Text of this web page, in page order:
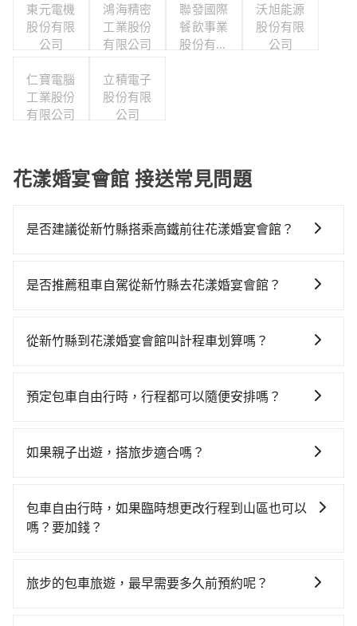
東元電機
股份有限
公司
鴻海精密
工業股份
有限公司
聯發國際
餐飲事業
股份有限
沃旭能源
股份有限
公司
仁寶電腦
工業股份
有限公司
立積電子
股份有限
公司
花漾婚宴會館 接送常見問題
是否建議從新竹縣搭乘高鐵前往花漾婚宴會館？
時，且難叫計程車前往高鐵站！從最早06:36一直到
車花費約500元、車程約25分鐘。抵達高鐵站後，步行
站，每人票價330元，再用10分鐘出站、等待車站前排
轉車時間共2小時35分鐘，假設一人獨行，交通費總計
小黃的難度是雙北大城市的80倍。但如果全程使用
tripool並到府專車接送，則僅需花費約2,290元，費時1
車上，現在還不馬上來預約tripool！
是否推薦租車自駕從新竹縣去花漾婚宴會館？
時不需要閉目養神（因為要自己開車），最重要的是你
$115~205承租小轎車，每公里再額外加收$3.2，從新竹
達目的地後多久原路返回），雖已將eTag和可能的每小
車型，如Toyota Yaris、Prius C、Vios這類乘坐體驗較
差的車款，如果人數超過四位，更是沒有較大的七人座
凹的車門仍未被修理，每一次租車都好像在開樂透一
從新竹縣到花漾婚宴會館叫計程車划算嗎？
灣大車隊、Uber、Line Taxi、Yoxi等。依照里程跳錶計
車，那要注意新竹縣僅有合法計程車約730輛，計程車密
花漾婚宴會館所在的宜蘭縣的計程車更難叫，，建議事
先做好規劃。綜合以上，無論在價格或服務品質上，
預定包車自由行時，行程都可以隨便安排嗎？
沒有到達海拔1500公里以上的山區，行程都是可以依照
如果親子出遊，搭旅步適合嗎？
椅及兒童用增高墊供您選購(租借300元/個)，讓您和孩子
出遊時安全更有保障。
包車自由行時，如果臨時想更改行程到山區也可以
嗎？要加錢？
旅步可能會根據行經的路線是否超過海拔1500公尺來進
旅步的包車旅遊，最早需要多久前預約呢？